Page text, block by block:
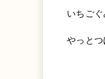
いちご
やっとつ